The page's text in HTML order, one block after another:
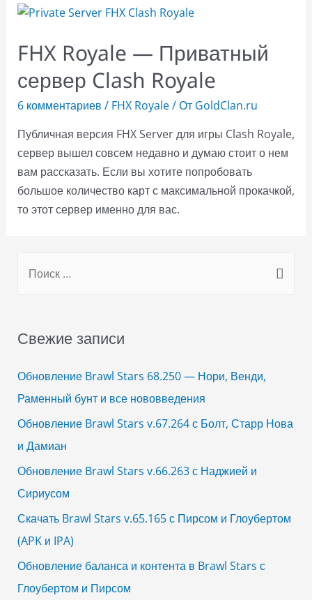
FHX Royale — Приватный
сервер Clash Royale
6 комментариев / FHX Royale/ От GoldClan.ru
Публичная версия FHX Server для игры Clash Royale,
сервер вышел совсем недавно и думаю стоит о нем
вам рассказать. Если вы хотите попробовать
большое количество карт с максимальной прокачкой,
то этот сервер именно для вас.
r
h
f
o
r
:
Свежие записи
Обновление Brawl Stars 68.250 — Нори, Венди,
Раменный бунт и все нововведения
Обновление Brawl Stars v.67.264 с Болт, Старр Нова
и Дамиан
Обновление Brawl Stars v.66.263 с Наджией и
Сириусом
Скачать Brawl Stars v.65.165 с Пирсом и Глоубертом
(APK и IPA)
Обновление баланса и контента в Brawl Stars с
Глоубертом и Пирсом